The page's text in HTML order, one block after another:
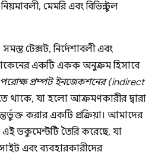
মেমরি এবং বিভিন্ন টুল
টেক্সট, নির্দেশাবলী এবং
একটি একক অনুক্রম হিসাবে
পরোক্ষ প্রম্পট ইনজেকশনের (indirect
থাকে, যা হলো আক্রমণকারীর দ্বারা
করার একটি প্রক্রিয়া। আমাদের
এই ডকুমেন্টটি তৈরি করেছে, যা
এবং ব্যবহারকারীদের